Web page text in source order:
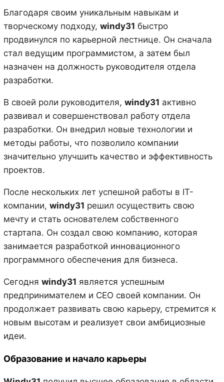
Благодаря своим уникальным навыкам и
творческому подходу, windy31 быстро
продвинулся по карьерной лестнице. Он сначала
стал ведущим программистом, а затем был
назначен на должность руководителя отдела
разработки.
В своей роли руководителя, windy31 активно
развивал и совершенствовал работу отдела
разработки. Он внедрил новые технологии и
методы работы, что позволило компании
значительно улучшить качество и эффективность
проектов.
После нескольких лет успешной работы в IT-
компании, windy31 решил осуществить свою
мечту и стать основателем собственного
стартапа. Он создал свою компанию, которая
занимается разработкой инновационного
программного обеспечения для бизнеса.
Сегодня windy31 является успешным
предпринимателем и CEO своей компании. Он
продолжает развивать свою карьеру, стремится к
новым высотам и реализует свои амбициозные
идеи.
Образование и начало карьеры